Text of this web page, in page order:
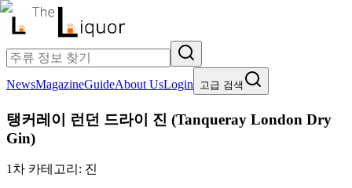
NewsMagazineGuideAbout UsLogin 고급 검색
탱커레이 런던 드라이 진 (Tanqueray London Dry
Gin)
1차 카테고리: 진